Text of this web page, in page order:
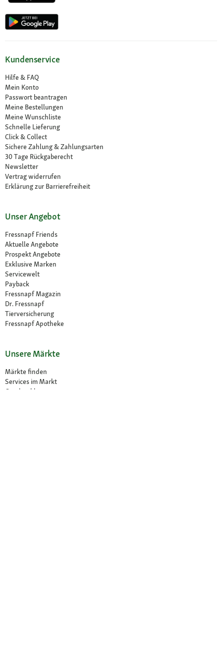
Kundenservice
Hilfe & FAQ
Mein Konto
Passwort beantragen
Meine Bestellungen
Meine Wunschliste
Schnelle Lieferung
Click & Collect
Sichere Zahlung & Zahlungsarten
30 Tage Rückgaberecht
Newsletter
Vertrag widerrufen
Erklärung zur Barrierefreiheit
Unser Angebot
Fressnapf Friends
Aktuelle Angebote
Prospekt Angebote
Exklusive Marken
Servicewelt
Payback
Fressnapf Magazin
Dr. Fressnapf
Tierversicherung
Fressnapf Apotheke
Unsere Märkte
Märkte finden
Services im Markt
Geschenkkarte